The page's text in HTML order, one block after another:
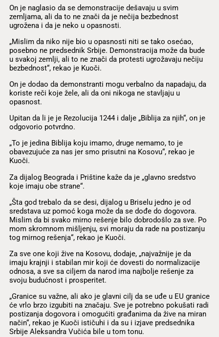
On je naglasio da se demonstracije dešavaju u svim
zemljama, ali da to ne znači da je nečija bezbednost
ugrožena i da je neko u opasnosti.
„Mislim da niko nije bio u opasnosti niti se tako osećao,
posebno ne predsednik Srbije. Demonstracija može da bude
u svakoj zemlji, ali to ne znači da protesti ugrožavaju nečiju
bezbednost“, rekao je Kuoči.
On je dodao da demonstranti mogu verbalno da napadaju, da
koriste reči koje žele, ali da oni nikoga ne stavljaju u
opasnost.
Upitan da li je je Rezolucija 1244 i dalje „Biblija za njih“, on je
odgovorio potvrdno.
„To je jedina Biblija koju imamo, druge nemamo, to je
obavezujuće za nas jer smo prisutni na Kosovu“, rekao je
Kuoči.
Za dijalog Beograda i Prištine kaže da je „glavno sredstvo
koje imaju obe strane“.
„Šta god trebalo da se desi, dijalog u Briselu jedno je od
sredstava uz pomoć koga može da se dođe do dogovora.
Mislim da bi svako mirno rešenje bilo dobrodošlo za sve. Po
mom skromnom mišljenju, svi moraju da rade na postizanju
tog mirnog rešenja“, rekao je Kuoči.
Za sve one koji žive na Kosovu, dodaje, „najvažnije je da
imaju krajnji i stabilan mir koji će dovesti do normalizacije
odnosa, a sve sa ciljem da narod ima najbolje rešenje za
svoju budućnost i prosperitet.
„Granice su važne, ali ako je glavni cilj da se uđe u EU granice
će vrlo brzo izgubiti na značaju. Sve je potrebno pokušati radi
postizanja dogovora i omogućiti građanima da žive na miran
način“, rekao je Kuoči ističuhi i da su i izjave predsednika
Srbije Aleksandra Vučića bile u tom tonu.